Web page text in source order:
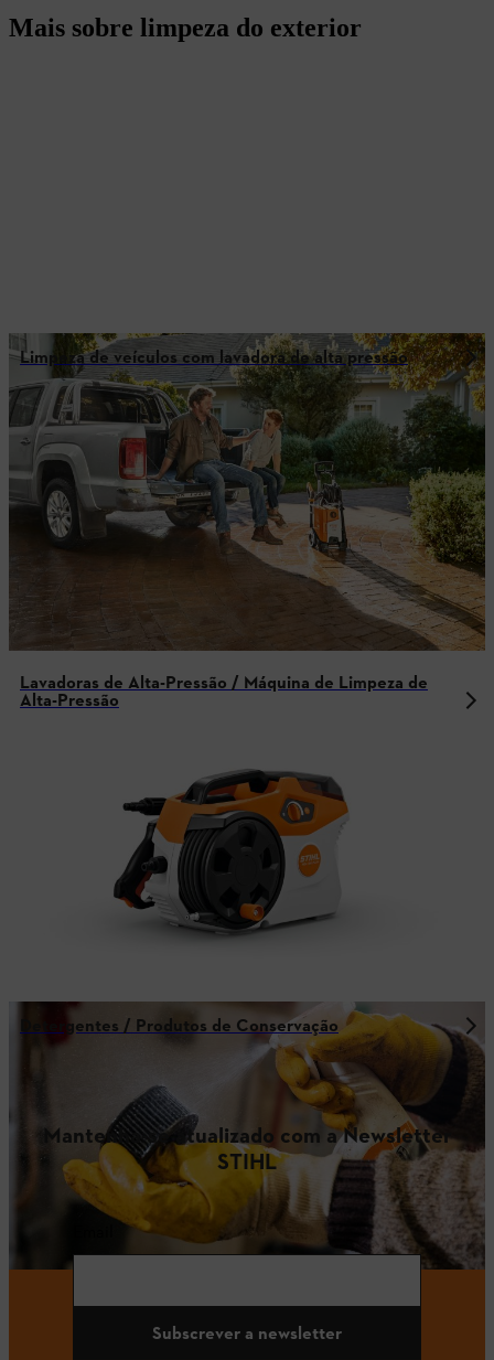
Mais sobre limpeza do exterior
Limpeza de veículos com lavadora de alta pressão
Lavadoras de Alta-Pressão / Máquina de Limpeza de
Alta-Pressão
Detergentes / Produtos de Conservação
Mantenha-se atualizado com a Newsletter
STIHL
Subscrever a newsletter